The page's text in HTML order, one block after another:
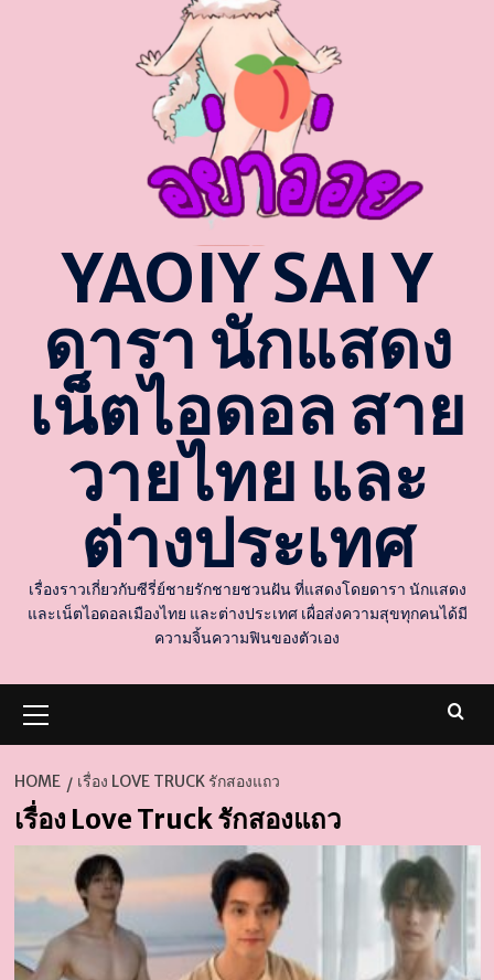
YAOIY SAI Y
ดารา นักแสดง
เน็ตไอดอล สาย
วายไทย และ
ต่างประเทศ
เรื่องราวเกี่ยวกับซีรี่ย์ชายรักชายชวนฝัน ที่แสดงโดยดารา นักแสดง
และเน็ตไอดอลเมืองไทย และต่างประเทศ เผื่อส่งความสุขทุกคนได้มี
ความจิ้นความฟินของตัวเอง
Menu
HOME เรื่อง LOVE TRUCK รักสองแถว
เรื่อง Love Truck รักสองแถว